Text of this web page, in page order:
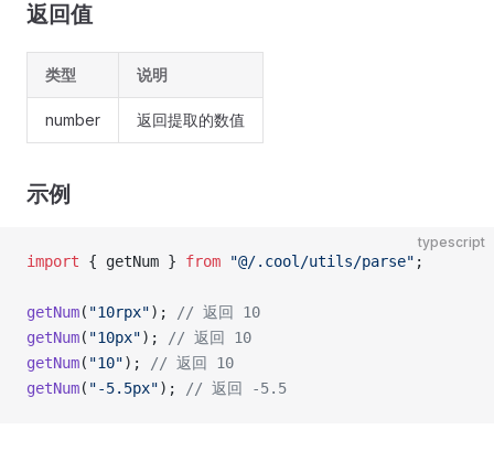
返回值
类型 说明
number 返回提取的数值
示例
typescript
import { getNum } from "@/.cool/utils/parse" ;
getNum( "10rpx");
// 返回 10
getNum( "10px");
// 返回 10
getNum( "10");
// 返回 10
getNum( "-5.5px"); // 返回 -5.5